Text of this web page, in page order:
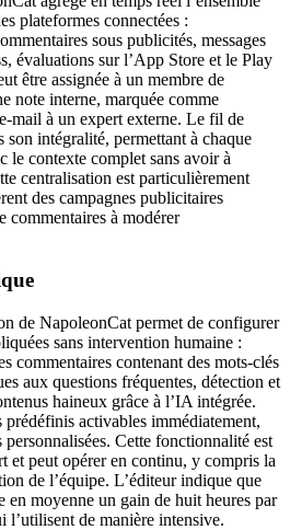
plateformes connectées :
sous publicités, messages
évaluations sur l’App Store et le Play
être assignée à un membre de
note interne, marquée comme
mail à un expert externe. Le fil de
son intégralité, permettant à chaque
le contexte complet sans avoir à
centralisation est particulièrement
des campagnes publicitaires
commentaires à modérer
de NapoleonCat permet de configurer
sans intervention humaine :
commentaires contenant des mots-clés
aux questions fréquentes, détection et
haineux grâce à l’IA intégrée.
prédéfinis activables immédiatement,
Cette fonctionnalité est
et peut opérer en continu, y compris la
de l’équipe. L’éditeur indique que
en moyenne un gain de huit heures par
l’utilisent de manière intensive.